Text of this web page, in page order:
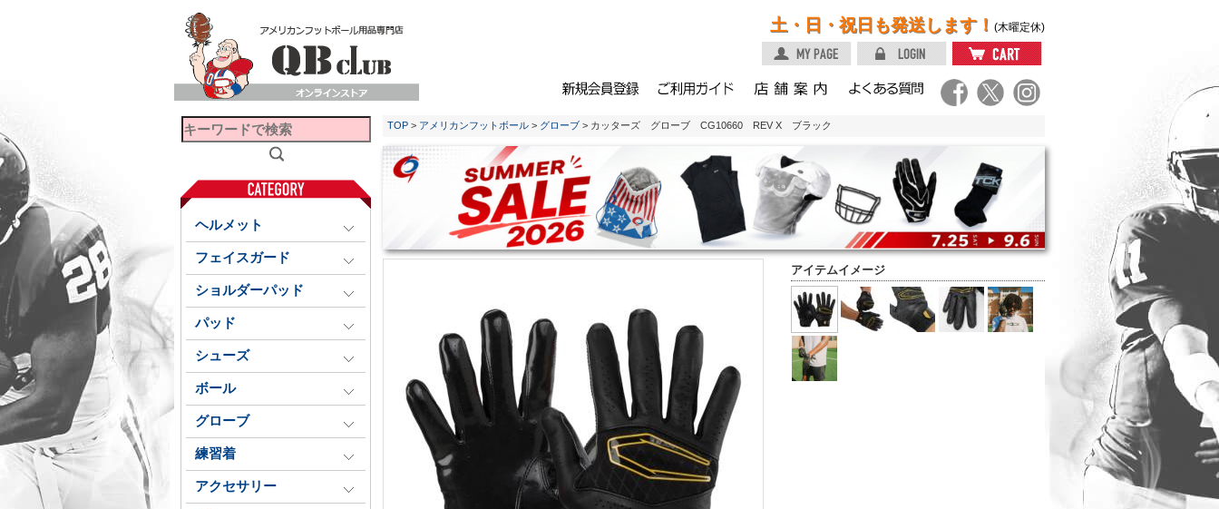
土・日・祝日も発送します！ (木曜定休)
ヘルメット
フェイスガード
ショルダーパッド
パッド
シューズ
ボール
グローブ
練習着
アクセサリー
TOP > アメリカンフットボール > グローブ > カッターズ グローブ CG10660 REV X ブラック
アイテムイメージ